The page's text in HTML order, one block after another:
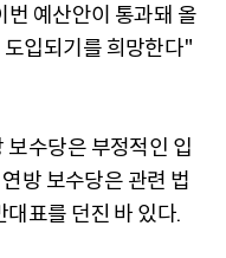
예산안이 통과돼 올
입되기를 희망한다"
보수당은 부정적인 입
방 보수당은 관련 법
표를 던진 바 있다.